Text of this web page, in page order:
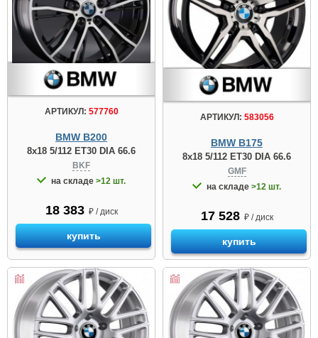
АРТИКУЛ: 577760
BMW B200
8x18 5/112 ET30 DIA 66.6
BKF
на складе >12 шт.
18 383 ₽ / диск
купить
АРТИКУЛ: 583056
BMW B175
8x18 5/112 ET30 DIA 66.6
GMF
на складе >12 шт.
17 528 ₽ / диск
купить